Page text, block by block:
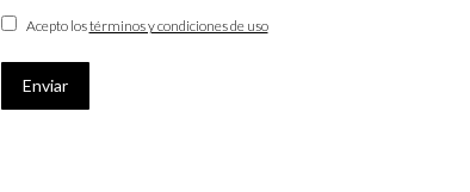
Acepto lostérminos y condiciones de uso
Enviar